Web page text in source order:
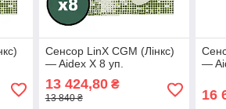
Сенсор LinX CGM (Лінкс)
— Aidex X 8 уп.
13 424,80₴
13 840 ₴
—
16